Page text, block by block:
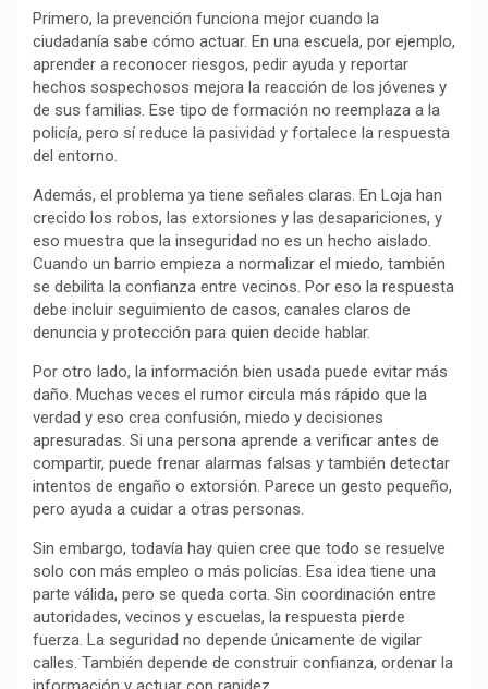
k
p
m
k
i
r
Primero, la prevención funciona mejor cuando la
ciudadanía sabe cómo actuar. En una escuela, por ejemplo,
aprender a reconocer riesgos, pedir ayuda y reportar
hechos sospechosos mejora la reacción de los jóvenes y
de sus familias. Ese tipo de formación no reemplaza a la
policía, pero sí reduce la pasividad y fortalece la respuesta
del entorno.
Además, el problema ya tiene señales claras. En Loja han
crecido los robos, las extorsiones y las desapariciones, y
eso muestra que la inseguridad no es un hecho aislado.
Cuando un barrio empieza a normalizar el miedo, también
se debilita la confianza entre vecinos. Por eso la respuesta
debe incluir seguimiento de casos, canales claros de
denuncia y protección para quien decide hablar.
Por otro lado, la información bien usada puede evitar más
daño. Muchas veces el rumor circula más rápido que la
verdad y eso crea confusión, miedo y decisiones
apresuradas. Si una persona aprende a verificar antes de
compartir, puede frenar alarmas falsas y también detectar
intentos de engaño o extorsión. Parece un gesto pequeño,
pero ayuda a cuidar a otras personas.
Sin embargo, todavía hay quien cree que todo se resuelve
solo con más empleo o más policías. Esa idea tiene una
parte válida, pero se queda corta. Sin coordinación entre
autoridades, vecinos y escuelas, la respuesta pierde
fuerza. La seguridad no depende únicamente de vigilar
calles. También depende de construir confianza, ordenar la